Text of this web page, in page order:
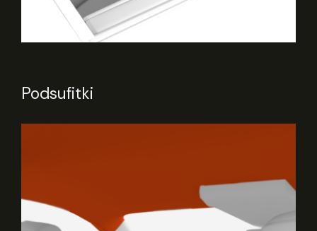
Podsufitki